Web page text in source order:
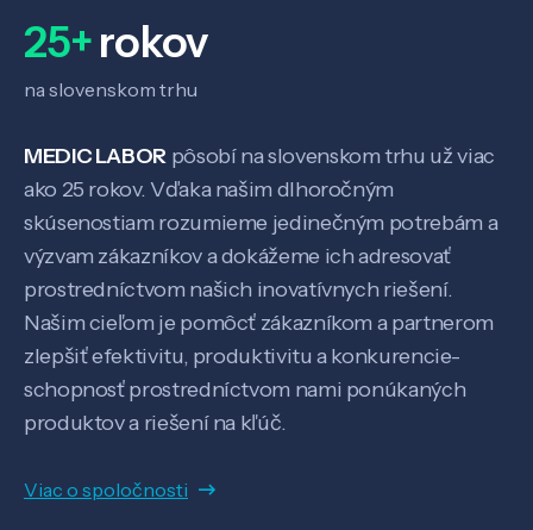
Veda a výskum
Pôsobenie
25+rokov
na slovenskom trhu
MEDIC LABOR pôsobí na slovenskom trhu už viac
ako 25 rokov. Vďaka našim dlhoročným
skúsenostiam rozumieme jedinečným potrebám a
výzvam zákazníkov a dokážeme ich adresovať
prostredníctvom našich inovatívnych riešení.
Našim cieľom je pomôcť zákazníkom a partnerom
zlepšiť efektivitu, produktivitu a konkurencie-
schopnosť prostredníctvom nami ponúkaných
produktov a riešení na kľúč.
Viac o spoločnosti